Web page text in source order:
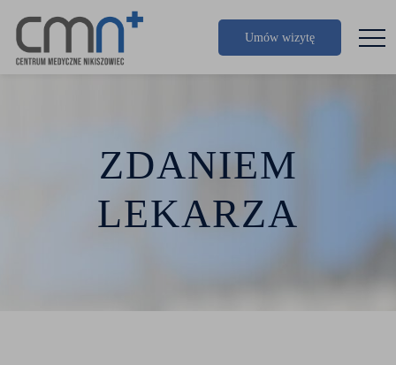
Umów wizytę
ZDANIEM
LEKARZA